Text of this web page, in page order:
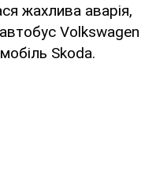
жахлива аварія,
Volkswagen
Skoda.